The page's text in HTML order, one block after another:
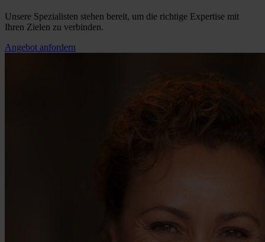
Unsere Spezialisten stehen bereit, um die richtige Expertise mit
Ihren Zielen zu verbinden.
Angebot anfordern